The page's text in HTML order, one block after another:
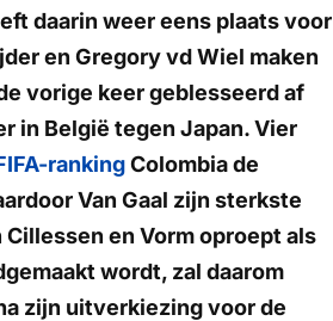
daarin weer eens plaats voor
en Gregory vd Wiel maken
vorige keer geblesseerd af
in België tegen Japan. Vier
rankingColombia de
Van Gaal zijn sterkste
en Vorm oproept als
wordt, zal daarom
zijn uitverkiezing voor de